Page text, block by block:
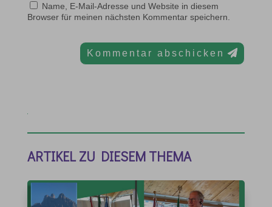
Name, E-Mail-Adresse und Website in diesem
Browser für meinen nächsten Kommentar speichern.
Kommentar abschicken
ARTIKEL ZU DIESEM THEMA